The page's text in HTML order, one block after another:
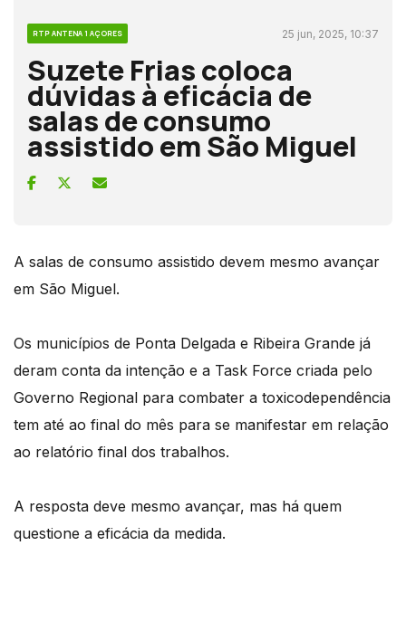
RTP ANTENA 1 AÇORES 25 jun, 2025, 10:37
Suzete Frias coloca
dúvidas à eficácia de
salas de consumo
assistido em São Miguel
A salas de consumo assistido devem mesmo avançar
em São Miguel.
Os municípios de Ponta Delgada e Ribeira Grande já
deram conta da intenção e a Task Force criada pelo
Governo Regional para combater a toxicodependência
tem até ao final do mês para se manifestar em relação
ao relatório final dos trabalhos.
A resposta deve mesmo avançar, mas há quem
questione a eficácia da medida.